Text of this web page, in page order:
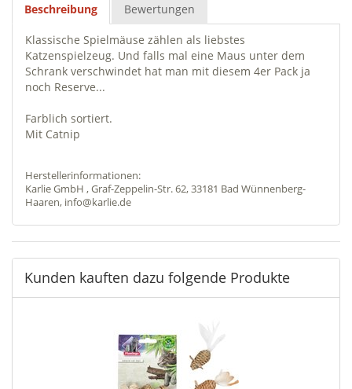
Beschreibung Bewertungen
Klassische Spielmäuse zählen als liebstes
Katzenspielzeug. Und falls mal eine Maus unter dem
Schrank verschwindet hat man mit diesem 4er Pack ja
noch Reserve...
Farblich sortiert.
Mit Catnip
Herstellerinformationen:
Karlie GmbH , Graf-Zeppelin-Str. 62, 33181 Bad Wünnenberg-
Haaren, info@karlie.de
Kunden kauften dazu folgende Produkte